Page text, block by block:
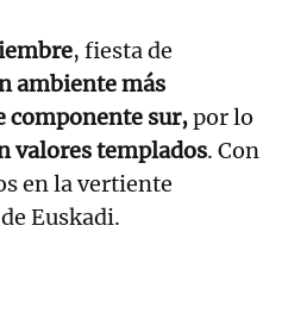
, fiesta de
ambiente más
componente sur,por lo
valores templados. Con
en la vertiente
Euskadi.